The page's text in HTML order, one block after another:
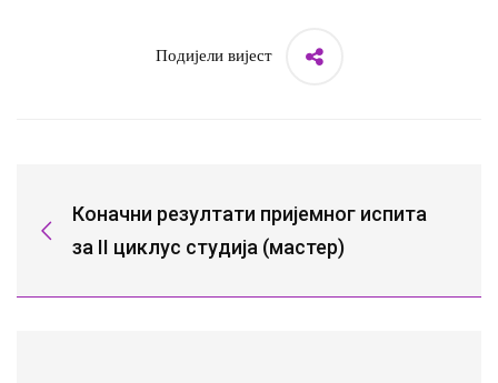
Подијели вијест
Коначни резултати пријемног испита
за II циклус студија (мастер)